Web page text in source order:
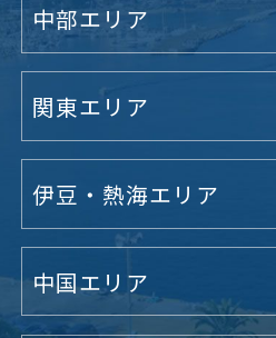
中部エリア
関東エリア
伊豆・熱海エリア
中国エリア